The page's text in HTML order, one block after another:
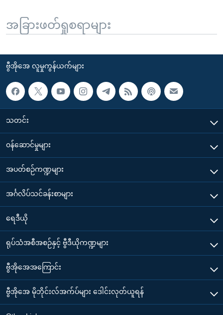
အခြားဖတ်ရှုစရာများ
ဗွီအိုအေ လူမှုကွန်ယက်များ
သတင်း
၀န်ဆောင်မှုများ
အပတ်စဉ်ကဏ္ဍများ
အင်္ဂလိပ်သင်ခန်းစာများ
ရေဒီယို
ရုပ်သံအစီအစဉ်နှင့် ဗွီဒီယိုကဏ္ဍများ
ဗွီအိုအေအကြောင်း
ဗွီအိုအေ မိုဘိုင်းလ်အက်ပ်များ ဒေါင်းလုတ်ယူရန်